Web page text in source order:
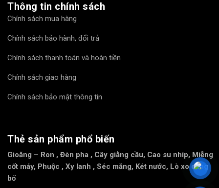
Thông tin chính sách
Chính sách mua hàng
Chính sách bảo hành, đổi trả
Chính sách thanh toán và hoàn tiền
Chính sách giao hàng
Chính sách bảo mật thông tin
Thẻ sản phẩm phổ biến
Gioăng – Ron , Đèn pha , Cây giằng cầu, Cao su nhíp, Miễng
cốt máy, Phuộc , Xy lanh , Séc măng, Két nước, Lò xo càng
bố